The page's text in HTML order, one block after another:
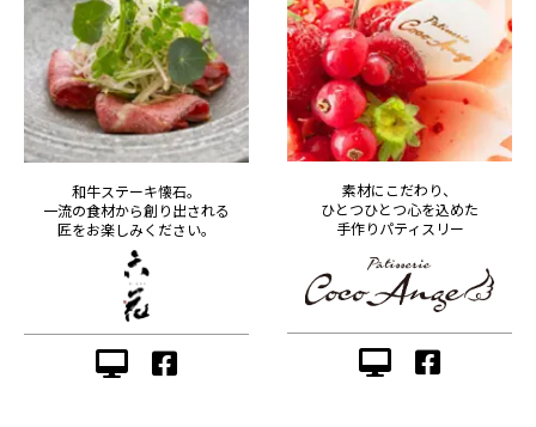
和牛ステーキ懐石。
一流の食材から創り出される
匠をお楽しみください。
素材にこだわり、
ひとつひとつ心を込めた
手作りパティスリー